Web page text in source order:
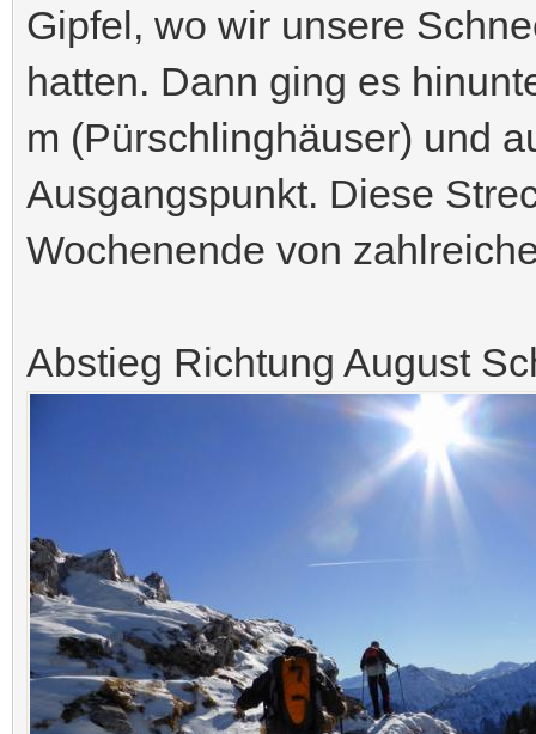
Gipfel, wo wir unsere
hatten. Dann ging es
m (Pürschlinghäuser) und
Ausgangspunkt. Diese
Wochenende von
Abstieg Richtung August